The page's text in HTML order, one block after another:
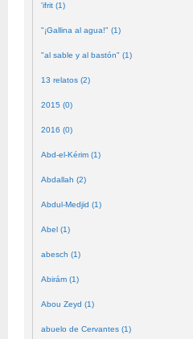
'ifrit (1)
"¡Gallina al agua!" (1)
"al sable y al bastón" (1)
13 relatos (2)
2015 (0)
2016 (0)
Abd-el-Kérim (1)
Abdallah (2)
Abdul-Medjid (1)
Abel (1)
abesch (1)
Abirám (1)
Abou Zeyd (1)
abuelo de Cervantes (1)